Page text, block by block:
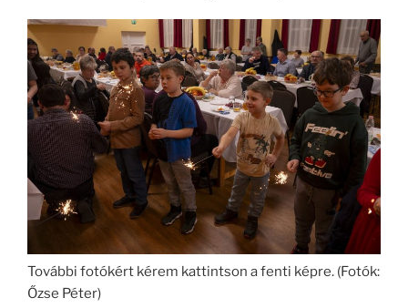
További fotókért kérem kattintson a fenti képre. (Fotók:
Őzse Péter)